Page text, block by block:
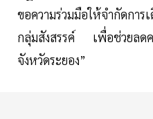
ขอความร่วมมือให้จํากัดการ
กลุ่มสังสรรค์ เพื่อช่วยลดค
จังหวัดระยอง”